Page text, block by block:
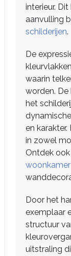
interieur.
aanvulling
schilderijen.
De
waarin
worden.
het
en
in zowel
Ontdek
woonkamer
Door het
exemplaar
structuur
uitstraling